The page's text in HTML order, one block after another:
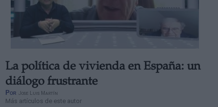
La política de vivienda en España: un
diálogo frustrante
Por Jose Luis Martín
Más artículos de este autor